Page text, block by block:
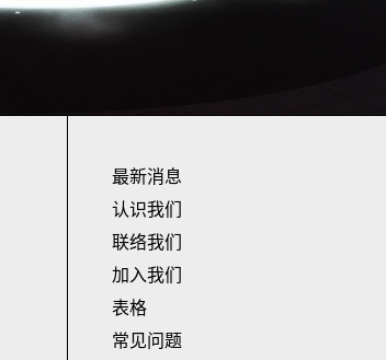
最新消息
认识我们
联络我们
加入我们
表格
常见问题